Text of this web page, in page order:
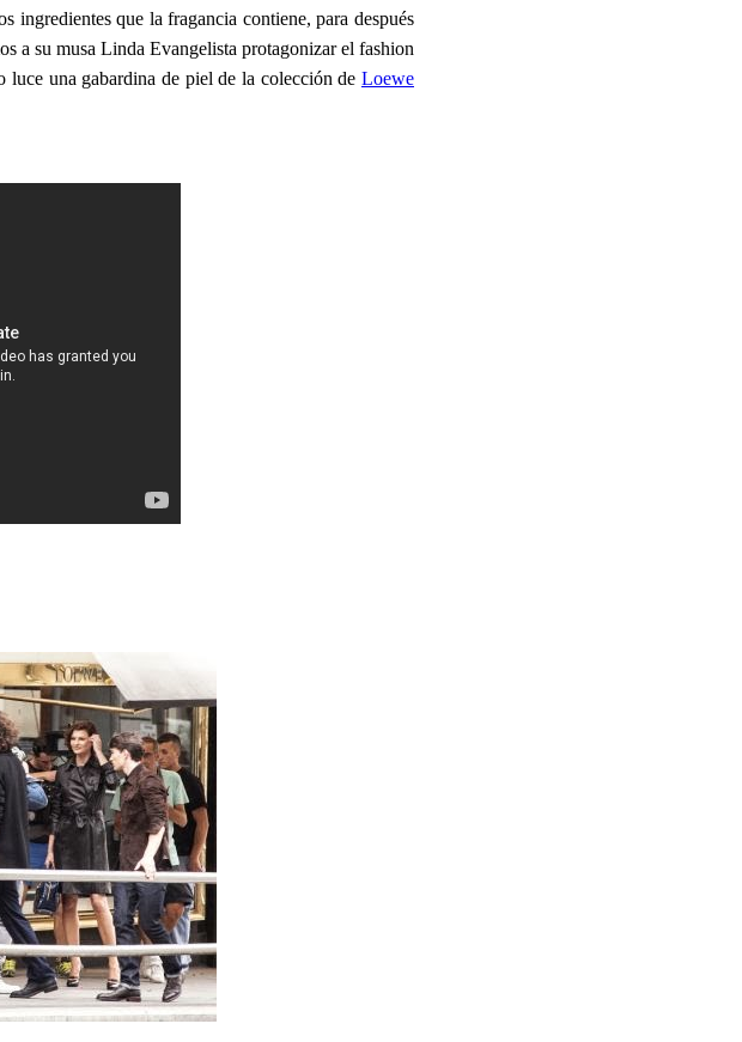
ingredientes que la fragancia contiene, para después
a su musa Linda Evangelista protagonizar el fashion
una gabardina de piel de la colección de Loewe